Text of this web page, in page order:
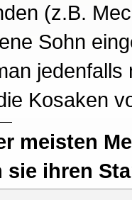
(z.B.
Sohn
Kosaken
meisten
sie ihren